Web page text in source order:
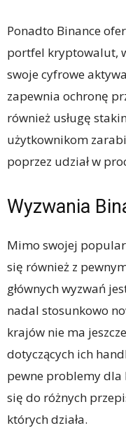
Ponadto Binance
portfel kryptowalut,
swoje cyfrowe
zapewnia ochronę
również usługę
użytkownikom
poprzez udział w
Wyzwania
Mimo swojej
się również z
głównych wyzwań
nadal stosunkowo
krajów nie ma
dotyczących ich
pewne problemy dla
się do różnych
których działa.